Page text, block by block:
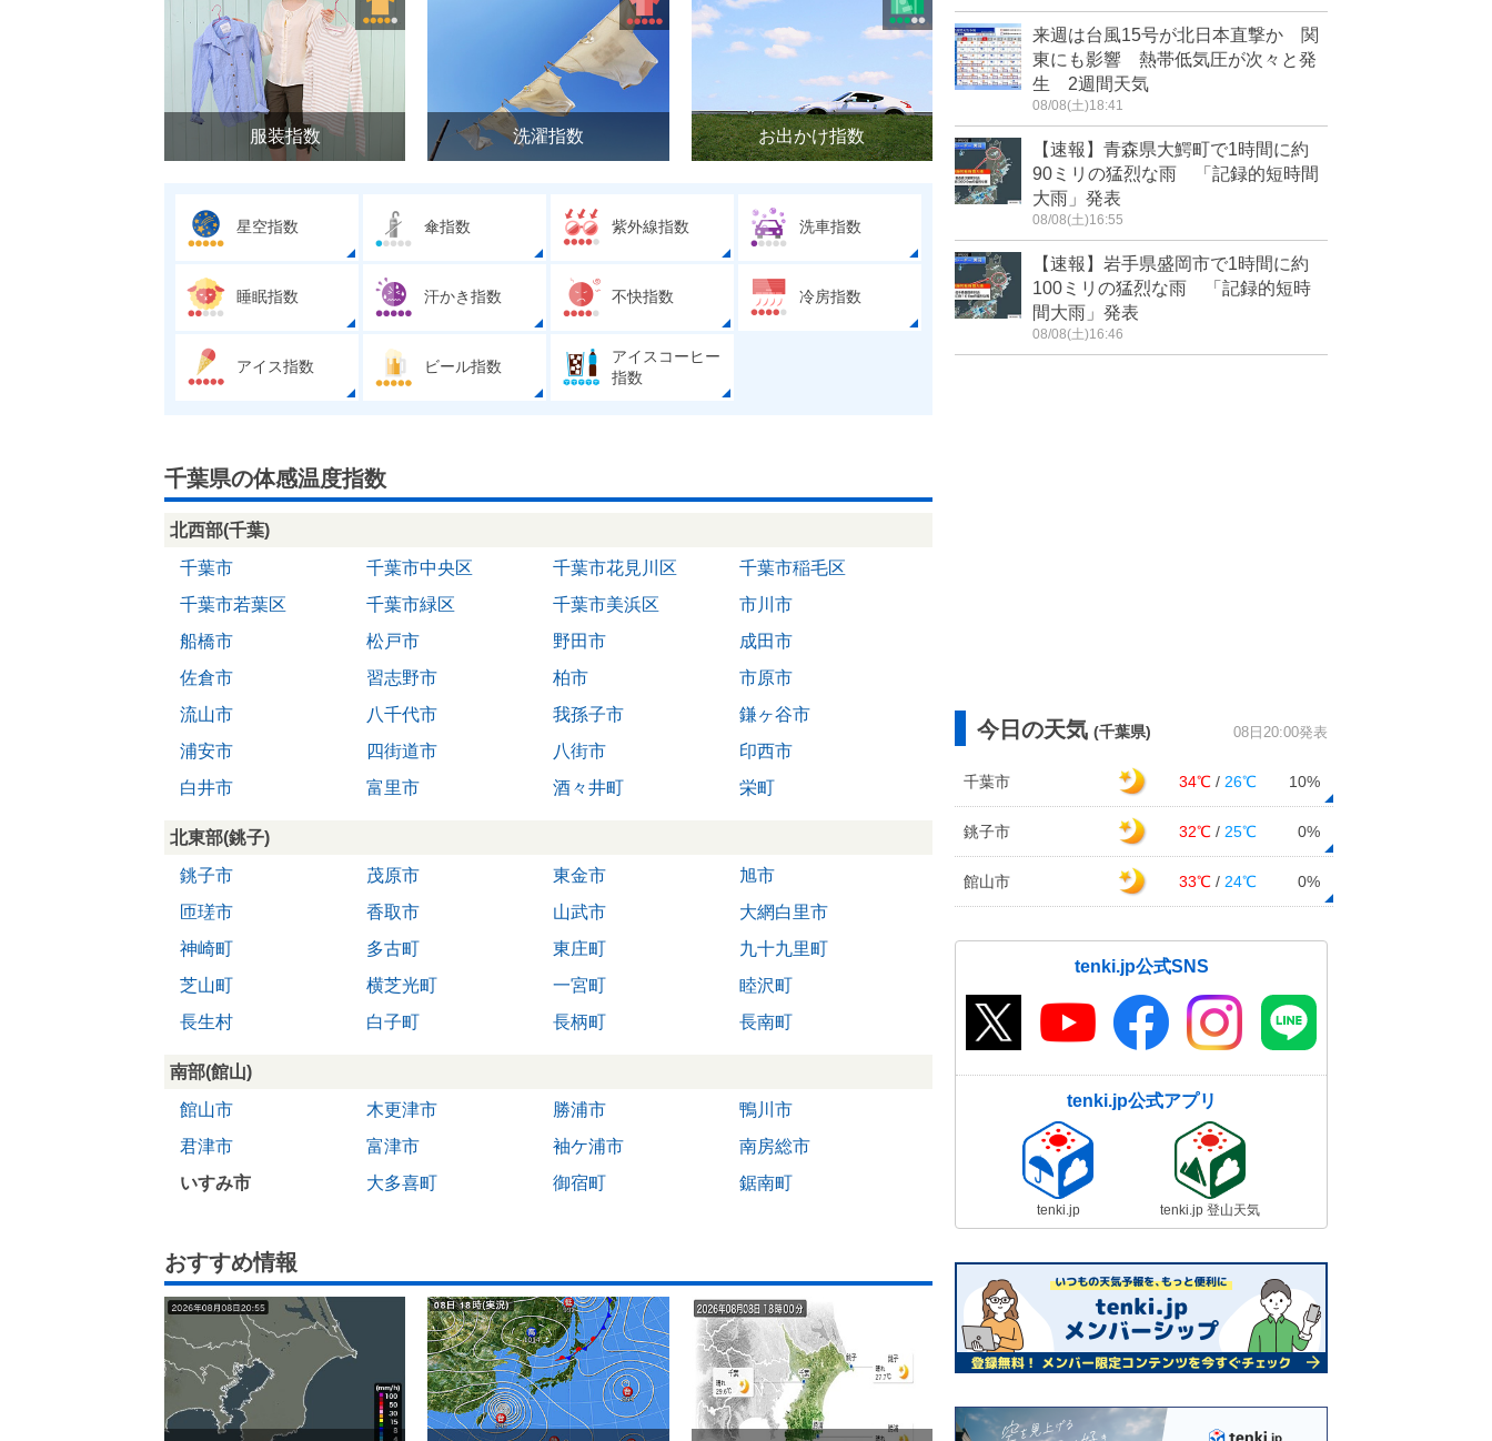
服装指数 洗濯指数 お出かけ指数
星空指数 傘指数 紫外線指数 洗車指数
睡眠指数 汗かき指数 不快指数 冷房指数
アイス指数 ビール指数
アイスコーヒー
指数
千葉県の体感温度指数
北西部(千葉)
千葉市
千葉市中央区 千葉市花見川区
千葉市稲毛区
千葉市若葉区
千葉市緑区 千葉市美浜区
市川市
船橋市
松戸市 野田市
成田市
佐倉市
習志野市 柏市
市原市
流山市
八千代市 我孫子市
鎌ヶ谷市
浦安市
四街道市 八街市
印西市
白井市
富里市 酒々井町 栄町
北東部(銚子)
銚子市
茂原市 東金市
旭市
匝瑳市
香取市 山武市
大網白里市
神崎町
多古町 東庄町
九十九里町
芝山町
横芝光町 一宮町
睦沢町
長生村
白子町 長柄町 長南町
南部(館山)
館山市
木更津市 勝浦市
鴨川市
君津市
富津市 袖ケ浦市
南房総市
いすみ市
大多喜町 御宿町 鋸南町
おすすめ情報
来週は台風15号が北日本直撃か 関
東にも影響 熱帯低気圧が次々と発
生 2週間天気
08/08(土)18:41
【速報】青森県大鰐町で1時間に約
90ミリの猛烈な雨 「記録的短時間
大雨」発表
08/08(土)16:55
【速報】岩手県盛岡市で1時間に約
100ミリの猛烈な雨 「記録的短時
間大雨」発表
08/08(土)16:46
今日の天気 (千葉県) 08日20:00発表
千葉市 34℃ / 26℃ 10%
銚子市 32℃ / 25℃ 0%
館山市 33℃ / 24℃ 0%
tenki.jp公式SNS
tenki.jp公式アプリ
tenki.jp tenki.jp 登山天気